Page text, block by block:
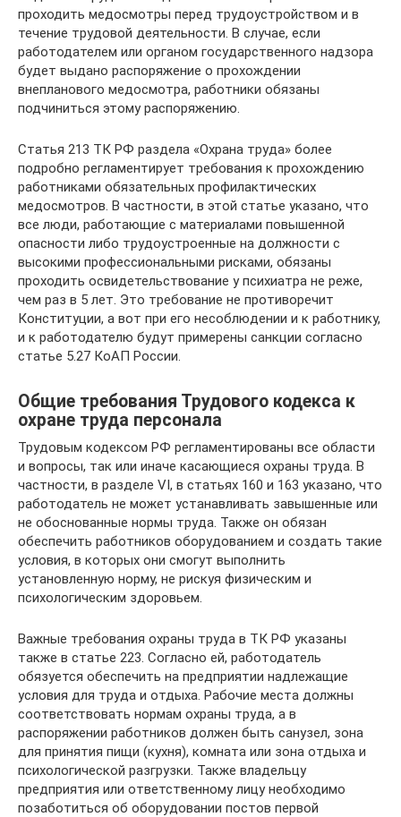
проходить медосмотры перед трудоустройством и в
течение трудовой деятельности. В случае, если
работодателем или органом государственного надзора
будет выдано распоряжение о прохождении
внепланового медосмотра, работники обязаны
подчиниться этому распоряжению.
Статья 213 ТК РФ раздела «Охрана труда» более
подробно регламентирует требования к прохождению
работниками обязательных профилактических
медосмотров. В частности, в этой статье указано, что
все люди, работающие с материалами повышенной
опасности либо трудоустроенные на должности с
высокими профессиональными рисками, обязаны
проходить освидетельствование у психиатра не реже,
чем раз в 5 лет. Это требование не противоречит
Конституции, а вот при его несоблюдении и к работнику,
и к работодателю будут примерены санкции согласно
статье 5.27 КоАП России.
Общие требования Трудового кодекса к
охране труда персонала
Трудовым кодексом РФ регламентированы все области
и вопросы, так или иначе касающиеся охраны труда. В
частности, в разделе VI, в статьях 160 и 163 указано, что
работодатель не может устанавливать завышенные или
не обоснованные нормы труда. Также он обязан
обеспечить работников оборудованием и создать такие
условия, в которых они смогут выполнить
установленную норму, не рискуя физическим и
психологическим здоровьем.
Важные требования охраны труда в ТК РФ указаны
также в статье 223. Согласно ей, работодатель
обязуется обеспечить на предприятии надлежащие
условия для труда и отдыха. Рабочие места должны
соответствовать нормам охраны труда, а в
распоряжении работников должен быть санузел, зона
для принятия пищи (кухня), комната или зона отдыха и
психологической разгрузки. Также владельцу
предприятия или ответственному лицу необходимо
позаботиться об оборудовании постов первой